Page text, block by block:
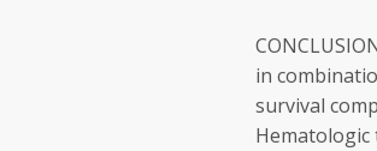
in
survival